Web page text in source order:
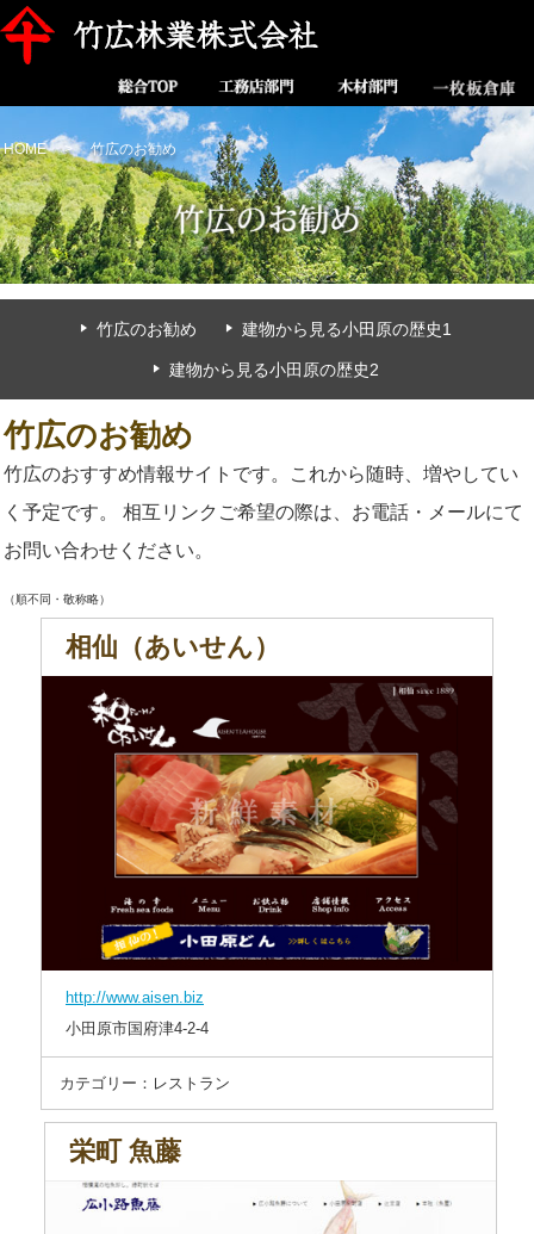
HOME 竹広のお勧め
竹広のお勧め 建物から見る小田原の歴史1
建物から見る小田原の歴史2
竹広のお勧め
竹広のおすすめ情報サイトです。これから随時、増やしてい
く予定です。 相互リンクご希望の際は、お電話・メールにて
お問い合わせください。
（順不同・敬称略）
相仙（あいせん）
http://www.aisen.biz
小田原市国府津4-2-4
カテゴリー：レストラン
栄町 魚藤